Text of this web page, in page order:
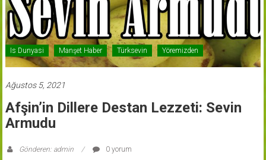
Is Dunyasi Manşet Haber Türksevin Yöremizden
Ağustos 5, 2021
Afşin’in Dillere Destan Lezzeti: Sevin
Armudu
Gönderen: admin 0 yorum